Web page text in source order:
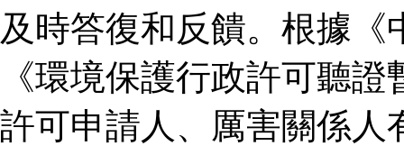
及時答復和反饋。根據
《環境保護行政許可聽
許可申請人、厲害關係人